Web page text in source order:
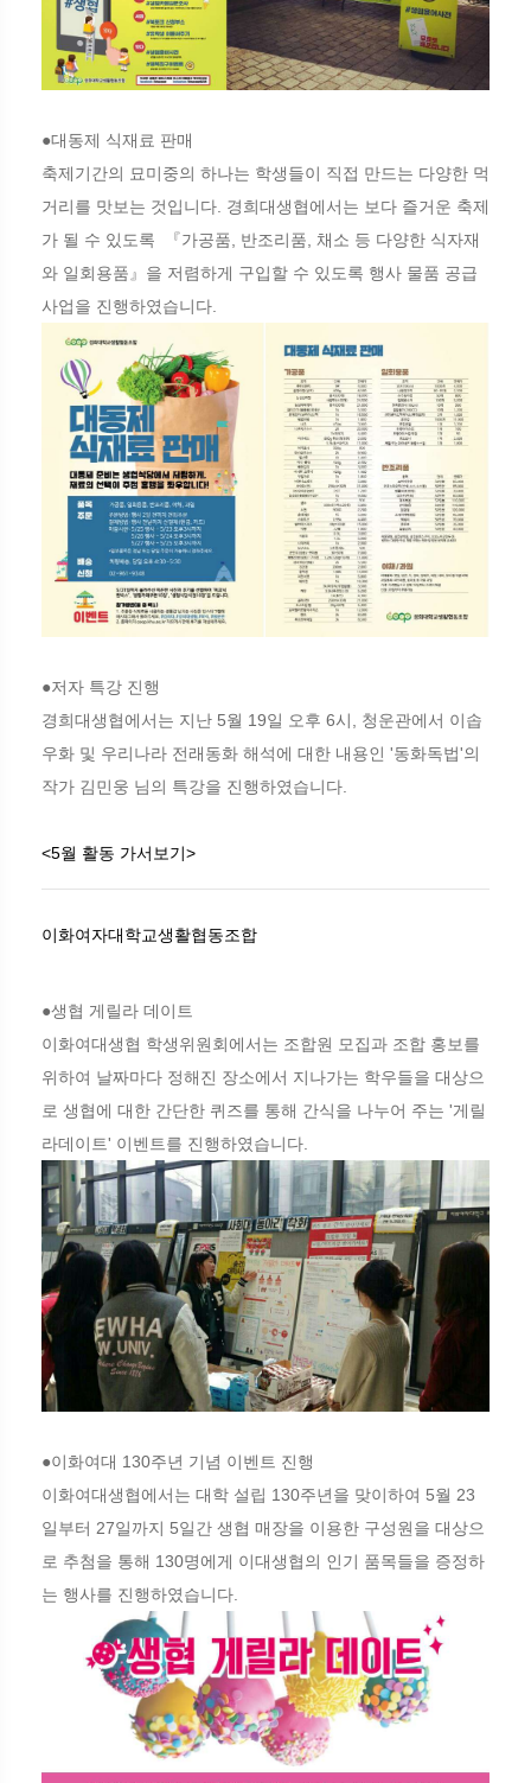
●대동제 식재료 판매
축제기간의 묘미중의 하나는 학생들이 직접 만드는 다양한 먹
거리를 맛보는 것입니다. 경희대생협에서는 보다 즐거운 축제
가 될 수 있도록 『가공품, 반조리품, 채소 등 다양한 식자재
와 일회용품』을 저렴하게 구입할 수 있도록 행사 물품 공급
사업을 진행하였습니다.
●저자 특강 진행
경희대생협에서는 지난 5월 19일 오후 6시, 청운관에서 이솝
우화 및 우리나라 전래동화 해석에 대한 내용인 '동화독법'의
작가 김민웅 님의 특강을 진행하였습니다.
<5월 활동 가서보기>
이화여자대학교생활협동조합
●생협 게릴라 데이트
이화여대생협 학생위원회에서는 조합원 모집과 조합 홍보를
위하여 날짜마다 정해진 장소에서 지나가는 학우들을 대상으
로 생협에 대한 간단한 퀴즈를 통해 간식을 나누어 주는 '게릴
라데이트' 이벤트를 진행하였습니다.
●이화여대 130주년 기념 이벤트 진행
이화여대생협에서는 대학 설립 130주년을 맞이하여 5월 23
일부터 27일까지 5일간 생협 매장을 이용한 구성원을 대상으
로 추첨을 통해 130명에게 이대생협의 인기 품목들을 증정하
는 행사를 진행하였습니다.